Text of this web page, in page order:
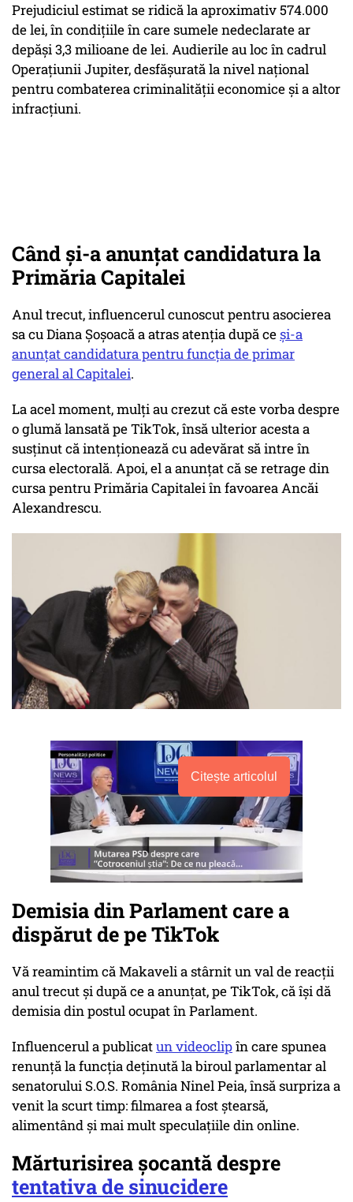
Prejudiciul estimat se ridică la aproximativ 574.000
de lei, în condițiile în care sumele nedeclarate ar
depăși 3,3 milioane de lei. Audierile au loc în cadrul
Operațiunii Jupiter, desfășurată la nivel național
pentru combaterea criminalității economice și a altor
infracțiuni.
Când și-a anunțat candidatura la
Primăria Capitalei
Anul trecut, influencerul cunoscut pentru asocierea
sa cu Diana Șoșoacă a atras atenția după ceși-a
anunțat candidatura pentru funcția de primar
general al Capitalei.
La acel moment, mulți au crezut că este vorba despre
o glumă lansată pe TikTok, însă ulterior acesta a
susținut că intenționează cu adevărat să intre în
cursa electorală. Apoi, el a anunțat că se retrage din
cursa pentru Primăria Capitalei în favoarea Ancăi
Alexandrescu.
Citește articolul
Demisia din Parlament care a
dispărut de pe TikTok
Vă reamintim că Makaveli a stârnit un val de reacții
anul trecut și după ce a anunțat, pe TikTok, că își dă
demisia din postul ocupat în Parlament.
Influencerul a publicatun videoclipîn care spunea
renunță la funcția deținută la biroul parlamentar al
senatorului S.O.S. România Ninel Peia, însă surpriza a
venit la scurt timp: filmarea a fost ștearsă,
alimentând și mai mult speculațiile din online.
Mărturisirea șocantă despre
tentativa de sinucidere